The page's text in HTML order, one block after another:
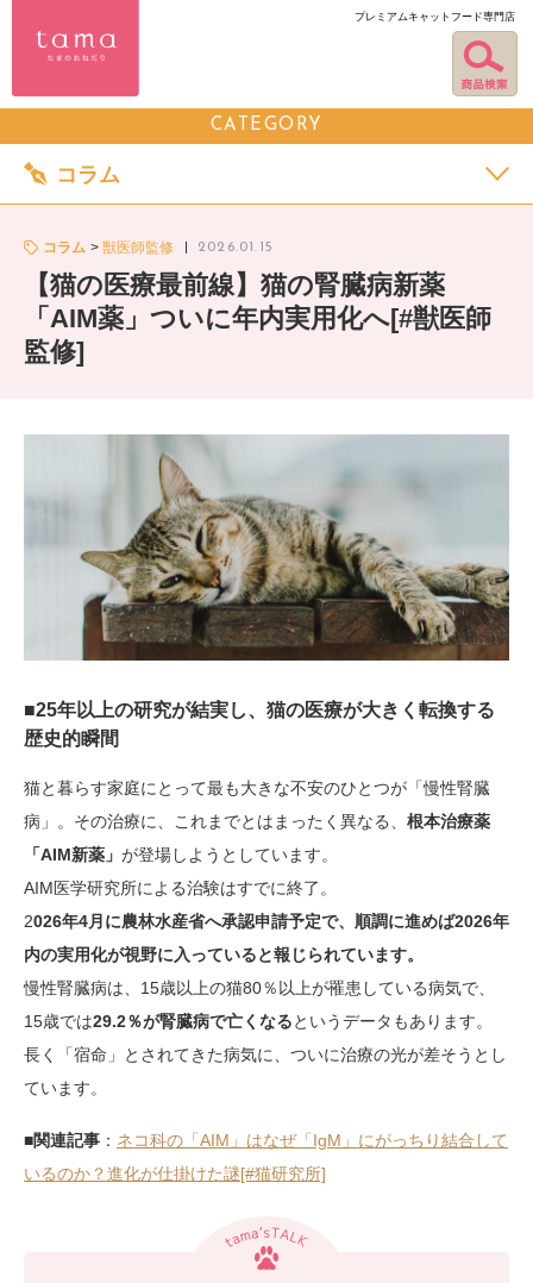
プレミアムキャットフード専門店
CATEGORY
コラム
コラム 獣医師監修 2026.01.15
【猫の医療最前線】猫の腎臓病新薬
「AIM薬」ついに年内実用化へ[#獣医師
監修]
■25年以上の研究が結実し、猫の医療が大きく転換する
歴史的瞬間
猫と暮らす家庭にとって最も大きな不安のひとつが「慢性腎臓
病」。その治療に、これまでとはまったく異なる、 根本治療薬
「AIM新薬」 が登場しようとしています。
AIM医学研究所による治験はすでに終了。
2026年4月に農林水産省へ承認申請予定で、順調に進めば2026年
内の実用化が視野に入っていると報じられています。
慢性腎臓病は、15歳以上の猫80％以上が罹患している病気で、
15歳では29.2％が腎臓病で亡くなるというデータもあります。
長く「宿命」とされてきた病気に、ついに治療の光が差そうとし
ています。
■関連記事 ： ネコ科の「AIM」はなぜ「IgM」にがっちり結合して
いるのか？進化が仕掛けた謎[#猫研究所]